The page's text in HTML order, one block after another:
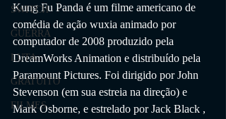
SWITCH
GUERRA
LUTA
GRATUITO
FILMES
Kung Fu Panda é um filme americano de
comédia de ação wuxia animado por
computador de 2008 produzido pela
DreamWorks Animation e distribuído pela
Paramount Pictures. Foi dirigido por John
Stevenson (em sua estreia na direção) e
Mark Osborne, e estrelado por Jack Black ,